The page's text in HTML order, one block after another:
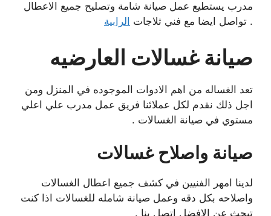
مدرب يستطيع عمل صيانة شامة وتصليح جميع الاعطال
. تواصل ايضا مع فني ثلاجات الرابية
صيانة غسالات العارضيه
تعد الغساله من اهم الادوات الموجوده في المنزل ومن
اجل ذلك نقدم لكل عملائنا فريق عمل مدرب علي اعلي
مستوي في صيانة الغسالات .
صيانة واصلاح غسالات
لدينا امهر الفنيين في كشف جميع اعطال الغسالات
واصلاحه بكل دقه وعمل صيانة شامله للغسالات اذا كنت
تبحث عن الافضل اتصل بنا .